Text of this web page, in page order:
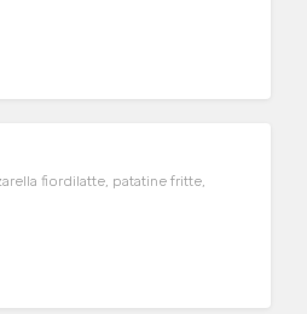
fiordilatte, patatine fritte,